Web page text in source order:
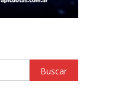
Buscar: